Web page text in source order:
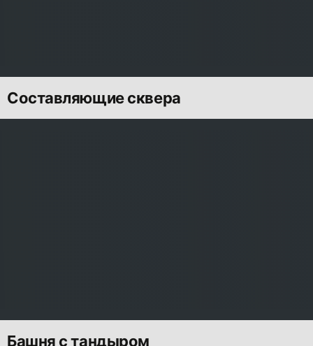
Составляющие сквера
Башня с тандыром